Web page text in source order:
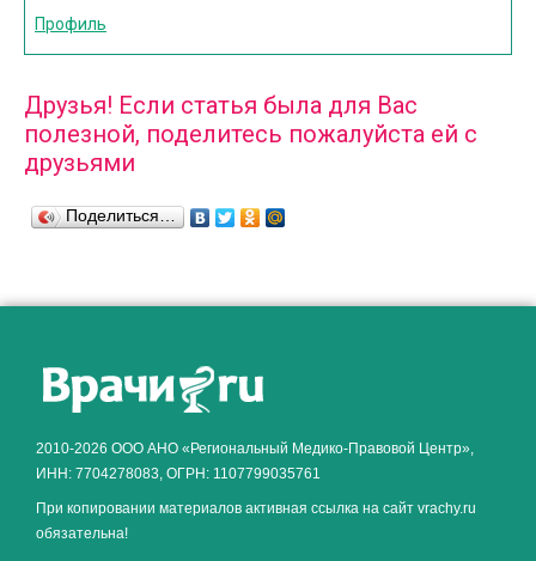
Профиль
Друзья! Если статья была для Вас
полезной, поделитесь пожалуйста ей с
друзьями
Поделиться…
2010-2026 ООО АНО «Региональный Медико-Правовой Центр»,
ИНН: 7704278083, ОГРН: 1107799035761
При копировании материалов активная ссылка на сайт vrachy.ru
обязательна!